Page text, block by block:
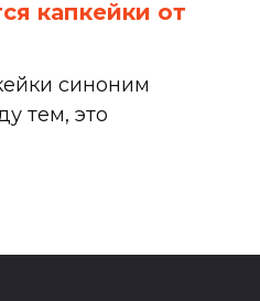
капкейки от
синоним
тем, это